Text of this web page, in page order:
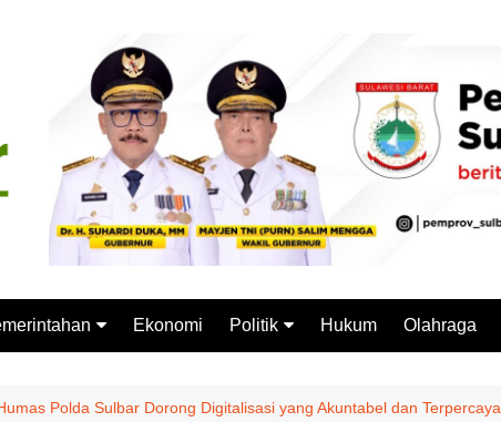
Vertikal
Ekonomi Politik
Pemilu
Hukum Olahraga
Polda Sulbar Dorong Digitalisasi yang Akuntabel dan Terpercaya